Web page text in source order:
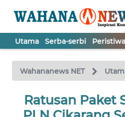
Utama Serba-serbi Peristiwa
Wahananews NET
Ratusan Paket
TV
Tutup
UTAMA